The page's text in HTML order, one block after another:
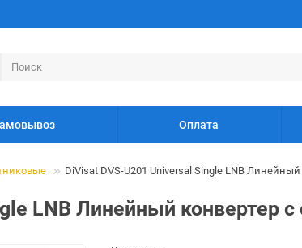
Оплата
DiVisat DVS-U201 Universal Single LNB
LNB Линейный конвертер